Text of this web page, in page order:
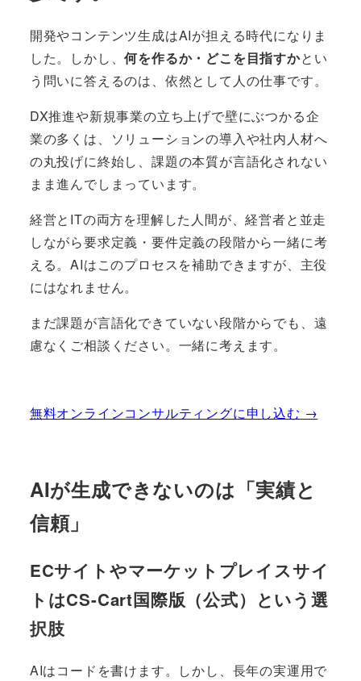
開発やコンテンツ生成はAIが担える時代になりま
した。しかし、何を作るか・どこを目指すかとい
う問いに答えるのは、依然として人の仕事です。
DX推進や新規事業の立ち上げで壁にぶつかる企
業の多くは、ソリューションの導入や社内人材へ
の丸投げに終始し、課題の本質が言語化されない
まま進んでしまっています。
経営とITの両方を理解した人間が、経営者と並走
しながら要求定義・要件定義の段階から一緒に考
える。AIはこのプロセスを補助できますが、主役
にはなれません。
まだ課題が言語化できていない段階からでも、遠
慮なくご相談ください。一緒に考えます。
無料オンラインコンサルティングに申し込む →
AIが生成できないのは「実績と
信頼」
ECサイトやマーケットプレイスサイ
トはCS-Cart国際版（公式）という選
択肢
AIはコードを書けます。しかし、長年の実運用で